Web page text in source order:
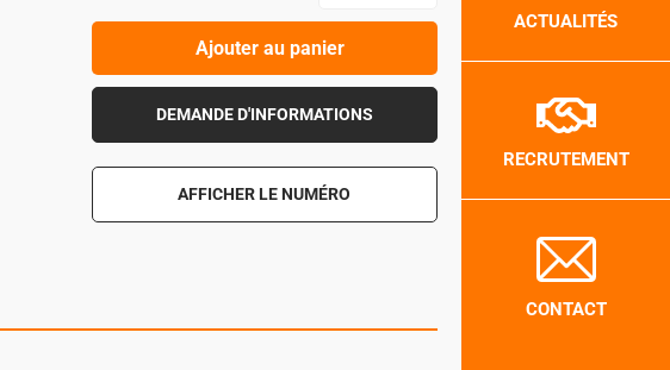
Ajouter au panier
DEMANDE D'INFORMATIONS
AFFICHER LE NUMÉRO
ACTUALITÉS
RECRUTEMENT
CONTACT